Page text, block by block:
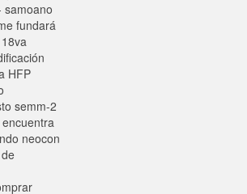
samoano
fundará
HFP
semm-2
neocon